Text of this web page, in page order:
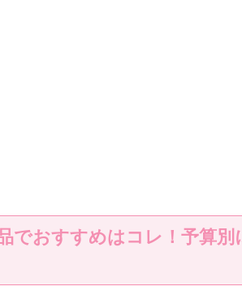
でおすすめはコレ！予算